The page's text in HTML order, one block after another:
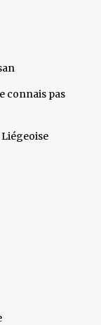
connais pas